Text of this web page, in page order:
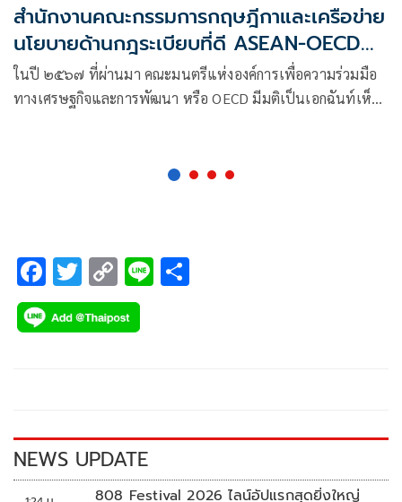
สำนักงานคณะกรรมการกฤษฎีกาและเครือข่าย
นโยบายด้านกฎระเบียบที่ดี ASEAN-OECD
GRPN
ในปี ๒๕๖๗ ที่ผ่านมา คณะมนตรีแห่งองค์การเพื่อความร่วมมือ
ทางเศรษฐกิจและการพัฒนา หรือ OECD มีมติเป็นเอกฉันท์เห็น
F
ac
e
k
T
wi
tt
C
o
p
k
Li
NEWS UPDATE
808 Festival 2026 ไลน์อัปแรกสุดยิ่งใหญ่